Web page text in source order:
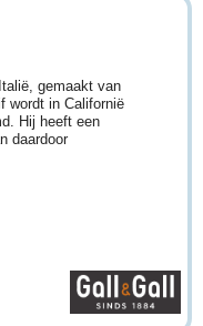
gemaakt van
wordt in Californië
Hij heeft een
daardoor